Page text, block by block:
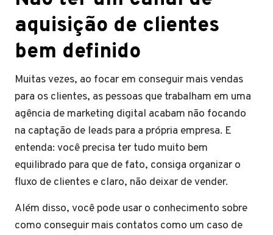
aquisição de clientes
bem definido
Muitas vezes, ao focar em conseguir mais vendas
para os clientes, as pessoas que trabalham em uma
agência de marketing digital acabam não focando
na captação de leads para a própria empresa. E
entenda: você precisa ter tudo muito bem
equilibrado para que de fato, consiga organizar o
fluxo de clientes e claro, não deixar de vender.
Além disso, você pode usar o conhecimento sobre
como conseguir mais contatos como um caso de